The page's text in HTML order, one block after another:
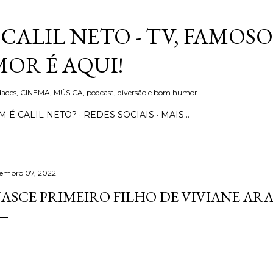
NETO - TV,
É AQUI!
CINEMA, MÚSICA, podcast, diversão e bom humor.
É CALIL NETO? REDES SOCIAIS MAIS…
07, 2022
PRIMEIRO FILHO DE VIVIANE